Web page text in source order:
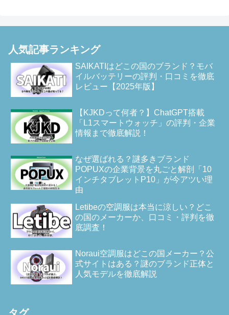
人気記事ランキング
SAIKATIはどこの国のブランド？モバ
イルバッテリーの評判・口コミを徹底
レビュー【2025年版】
【KJKDって何者？】ChatGPT搭載
「L1スマートウォッチ」の評判・企業
情報まで徹底解説！
なぜ選ばれる？謎多きブランド
POPUXの企業背景を丸ごと解剖「10
インチタブレットP10」が今アツい理
由
Letibeの空調服は本当に涼しい？どこ
の国のメーカーか、口コミ・評判を徹
底調査！
Noraui空調服はどこの国メーカー？公
式サイトはある？謎のブランド正体と
人気モデルを徹底解説